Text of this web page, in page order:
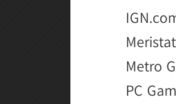
Metro
PC